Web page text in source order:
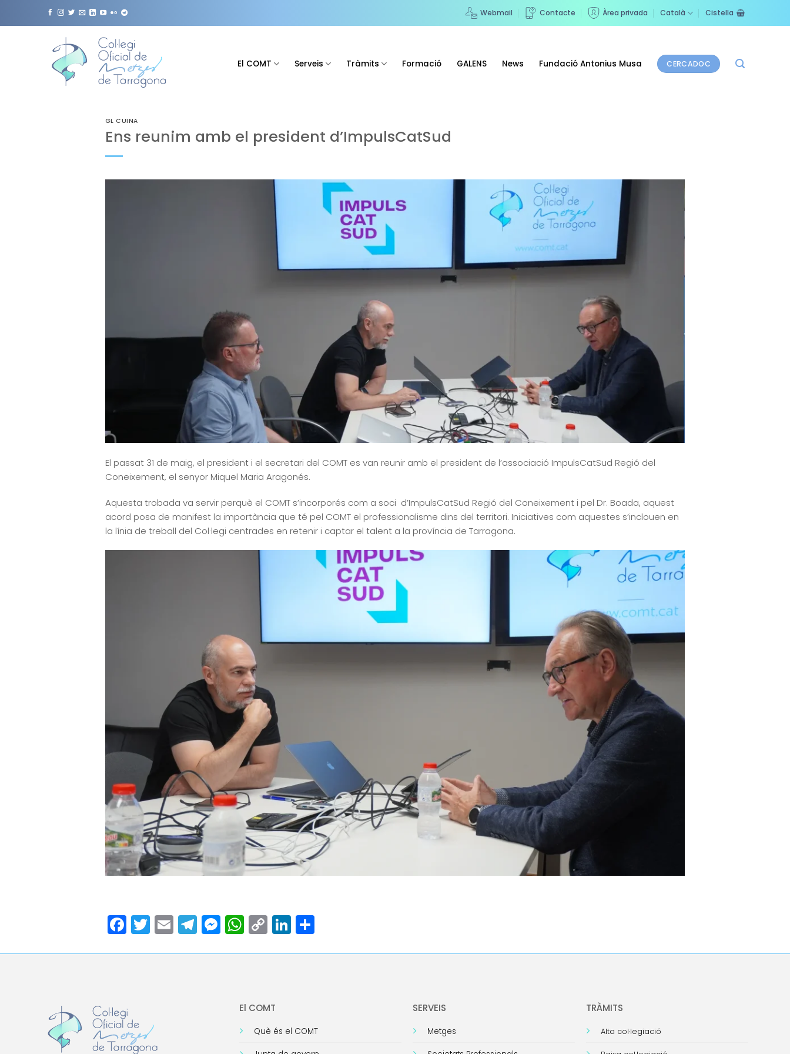
Webmail Contacte Àrea privada Català Cistella
El COMT Serveis Tràmits Formació GALENS News Fundació Antonius Musa CERCADOC
GL CUINA
Ens reunim amb el president d’ImpulsCatSud
El passat 31 de maig, el president i el secretari del COMT es van reunir amb el president de l’associació ImpulsCatSud Regió del
Coneixement, el senyor Miquel Maria Aragonés.
Aquesta trobada va servir perquè el COMT s’incorporés com a soci d’ImpulsCatSud Regió del Coneixement i pel Dr. Boada, aquest
acord posa de manifest la importància que té pel COMT el professionalisme dins del territori. Iniciatives com aquestes s’inclouen en
la línia de treball del Col·legi centrades en retenir i captar el talent a la província de Tarragona.
Facebook
Twitter
EmailTelegram
Messenger
WhatsApp
Copy
Link
LinkedIn
Comparteix
El COMT
Què és el COMT
SERVEIS
Metges
TRÀMITS
Alta col·legiació